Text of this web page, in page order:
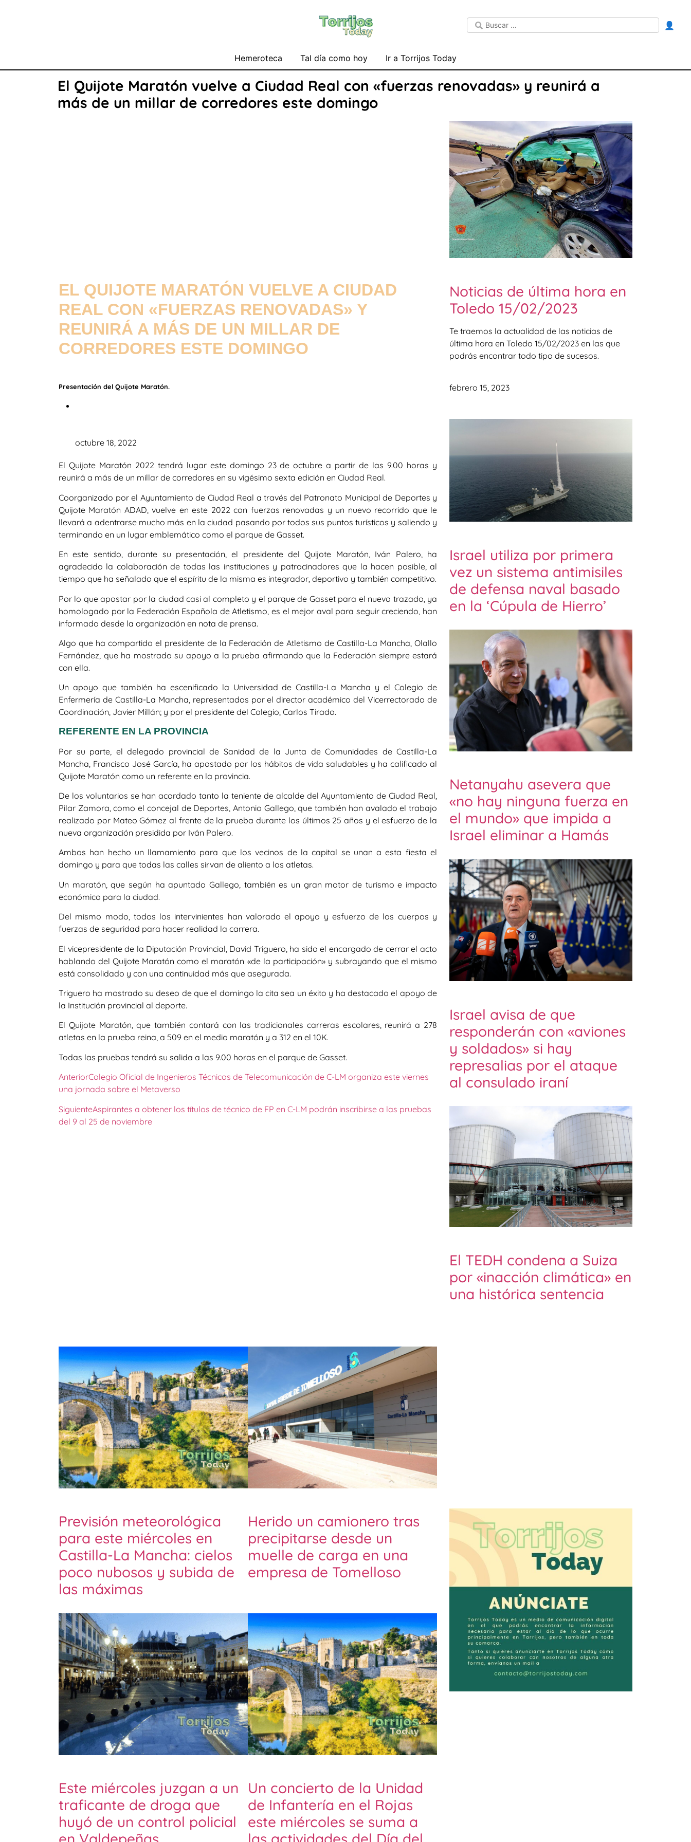
👤
Hemeroteca Tal día como hoy Ir a Torrijos Today
El Quijote Maratón vuelve a Ciudad Real con «fuerzas renovadas» y reunirá a
más de un millar de corredores este domingo
EL QUIJOTE MARATÓN VUELVE A CIUDAD
REAL CON «FUERZAS RENOVADAS» Y
REUNIRÁ A MÁS DE UN MILLAR DE
CORREDORES ESTE DOMINGO
Presentación del Quijote Maratón.
octubre 18, 2022
El Quijote Maratón 2022 tendrá lugar este domingo 23 de octubre a partir de las 9.00 horas y
reunirá a más de un millar de corredores en su vigésimo sexta edición en Ciudad Real.
Coorganizado por el Ayuntamiento de Ciudad Real a través del Patronato Municipal de Deportes y
Quijote Maratón ADAD, vuelve en este 2022 con fuerzas renovadas y un nuevo recorrido que le
llevará a adentrarse mucho más en la ciudad pasando por todos sus puntos turísticos y saliendo y
terminando en un lugar emblemático como el parque de Gasset.
En este sentido, durante su presentación, el presidente del Quijote Maratón, Iván Palero, ha
agradecido la colaboración de todas las instituciones y patrocinadores que la hacen posible, al
tiempo que ha señalado que el espíritu de la misma es integrador, deportivo y también competitivo.
Por lo que apostar por la ciudad casi al completo y el parque de Gasset para el nuevo trazado, ya
homologado por la Federación Española de Atletismo, es el mejor aval para seguir creciendo, han
informado desde la organización en nota de prensa.
Algo que ha compartido el presidente de la Federación de Atletismo de Castilla-La Mancha, Olallo
Fernández, que ha mostrado su apoyo a la prueba afirmando que la Federación siempre estará
con ella.
Un apoyo que también ha escenificado la Universidad de Castilla-La Mancha y el Colegio de
Enfermería de Castilla-La Mancha, representados por el director académico del Vicerrectorado de
Coordinación, Javier Millán; y por el presidente del Colegio, Carlos Tirado.
REFERENTE EN LA PROVINCIA
Por su parte, el delegado provincial de Sanidad de la Junta de Comunidades de Castilla-La
Mancha, Francisco José García, ha apostado por los hábitos de vida saludables y ha calificado al
Quijote Maratón como un referente en la provincia.
De los voluntarios se han acordado tanto la teniente de alcalde del Ayuntamiento de Ciudad Real,
Pilar Zamora, como el concejal de Deportes, Antonio Gallego, que también han avalado el trabajo
realizado por Mateo Gómez al frente de la prueba durante los últimos 25 años y el esfuerzo de la
nueva organización presidida por Iván Palero.
Ambos han hecho un llamamiento para que los vecinos de la capital se unan a esta fiesta el
domingo y para que todas las calles sirvan de aliento a los atletas.
Un maratón, que según ha apuntado Gallego, también es un gran motor de turismo e impacto
económico para la ciudad.
Del mismo modo, todos los intervinientes han valorado el apoyo y esfuerzo de los cuerpos y
fuerzas de seguridad para hacer realidad la carrera.
El vicepresidente de la Diputación Provincial, David Triguero, ha sido el encargado de cerrar el acto
hablando del Quijote Maratón como el maratón «de la participación» y subrayando que el mismo
está consolidado y con una continuidad más que asegurada.
Triguero ha mostrado su deseo de que el domingo la cita sea un éxito y ha destacado el apoyo de
la Institución provincial al deporte.
El Quijote Maratón, que también contará con las tradicionales carreras escolares, reunirá a 278
atletas en la prueba reina, a 509 en el medio maratón y a 312 en el 10K.
Todas las pruebas tendrá su salida a las 9.00 horas en el parque de Gasset.
AnteriorColegio Oficial de Ingenieros Técnicos de Telecomunicación de C-LM organiza este viernes
una jornada sobre el Metaverso
SiguienteAspirantes a obtener los títulos de técnico de FP en C-LM podrán inscribirse a las pruebas
del 9 al 25 de noviembre
Previsión meteorológica
para este miércoles en
Castilla-La Mancha: cielos
poco nubosos y subida de
las máximas
Herido un camionero tras
precipitarse desde un
muelle de carga en una
empresa de Tomelloso
Este miércoles juzgan a un
traficante de droga que
huyó de un control policial
Un concierto de la Unidad
de Infantería en el Rojas
este miércoles se suma a
Noticias de última hora en
Toledo 15/02/2023
Te traemos la actualidad de las noticias de
última hora en Toledo 15/02/2023 en las que
podrás encontrar todo tipo de sucesos.
febrero 15, 2023
Israel utiliza por primera
vez un sistema antimisiles
de defensa naval basado
en la ‘Cúpula de Hierro’
Netanyahu asevera que
«no hay ninguna fuerza en
el mundo» que impida a
Israel eliminar a Hamás
Israel avisa de que
responderán con «aviones
y soldados» si hay
represalias por el ataque
al consulado iraní
El TEDH condena a Suiza
por «inacción climática» en
una histórica sentencia